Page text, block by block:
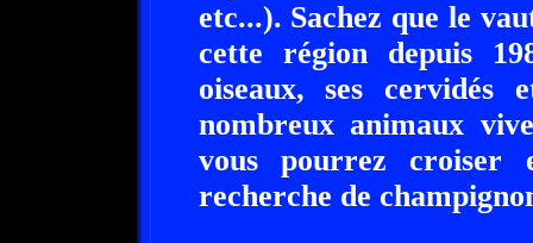
etc...). Sachez que le
cette région depuis
oiseaux, ses cervidés
nombreux animaux
vous pourrez
recherche de